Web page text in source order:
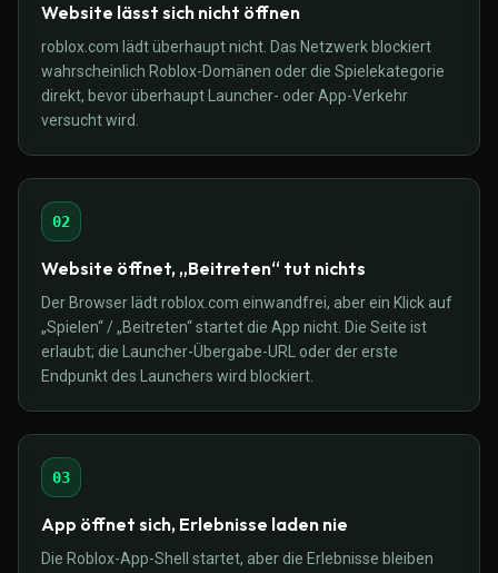
Website lässt sich nicht öffnen
roblox.com lädt überhaupt nicht. Das Netzwerk blockiert
wahrscheinlich Roblox-Domänen oder die Spielekategorie
direkt, bevor überhaupt Launcher- oder App-Verkehr
versucht wird.
02
Website öffnet, „Beitreten“ tut nichts
Der Browser lädt roblox.com einwandfrei, aber ein Klick auf
„Spielen“ / „Beitreten“ startet die App nicht. Die Seite ist
erlaubt; die Launcher-Übergabe-URL oder der erste
Endpunkt des Launchers wird blockiert.
03
App öffnet sich, Erlebnisse laden nie
Die Roblox-App-Shell startet, aber die Erlebnisse bleiben